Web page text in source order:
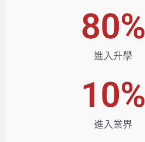
進入升學
80%
進入業界
10%